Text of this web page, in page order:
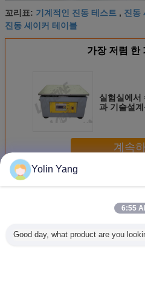
꼬리표: 기계적인 진동 테스트 , 진동
진동 셰이커 테이블
가장 저렴 한
실험실에서
과 기술설
계속
더 많은 것
Yolin Yang
6:55
Good day, what product are you